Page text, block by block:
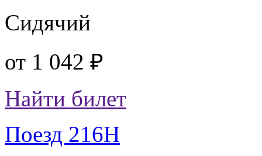
Сидячий
от 1 042 ₽
Найти билет
Поезд 216Н